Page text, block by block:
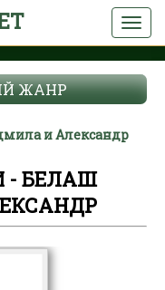
ЖАНР
и Александр
- БЕЛАШ